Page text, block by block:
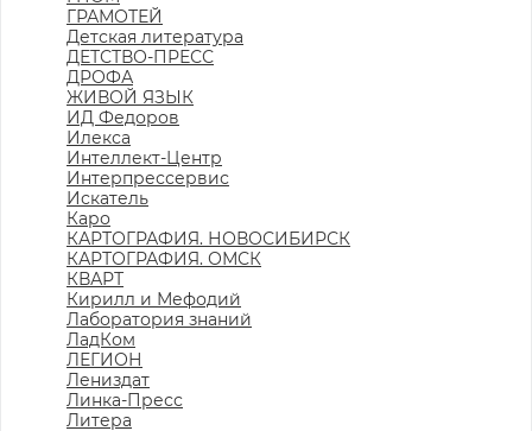
ГРАМОТЕЙ
Детская литература
ДЕТСТВО-ПРЕСС
ДРОФА
ЖИВОЙ ЯЗЫК
ИД Федоров
Илекса
Интеллект-Центр
Интерпрессервис
Искатель
Каро
КАРТОГРАФИЯ. НОВОСИБИРСК
КАРТОГРАФИЯ. ОМСК
КВАРТ
Кирилл и Мефодий
Лаборатория знаний
ЛадКом
ЛЕГИОН
Лениздат
Линка-Пресс
Литера